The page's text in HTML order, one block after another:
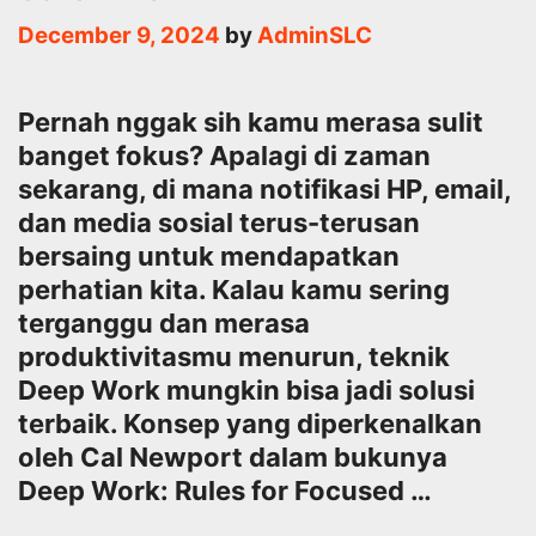
December 9, 2024 byAdminSLC
Pernah nggak sih kamu merasa sulit
banget fokus? Apalagi di zaman
sekarang, di mana notifikasi HP, email,
dan media sosial terus-terusan
bersaing untuk mendapatkan
perhatian kita. Kalau kamu sering
terganggu dan merasa
produktivitasmu menurun, teknik
Deep Work mungkin bisa jadi solusi
terbaik. Konsep yang diperkenalkan
oleh Cal Newport dalam bukunya
Deep Work: Rules for Focused …